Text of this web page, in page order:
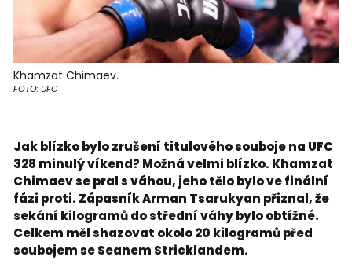
Khamzat Chimaev.
FOTO: UFC
Jak blízko bylo zrušení titulového souboje na UFC
328 minulý víkend? Možná velmi blízko. Khamzat
Chimaev se pral s váhou, jeho tělo bylo ve finální
fázi proti. Zápasník Arman Tsarukyan přiznal, že
sekání kilogramů do střední váhy bylo obtížné.
Celkem měl shazovat okolo 20 kilogramů před
soubojem se Seanem Stricklandem.